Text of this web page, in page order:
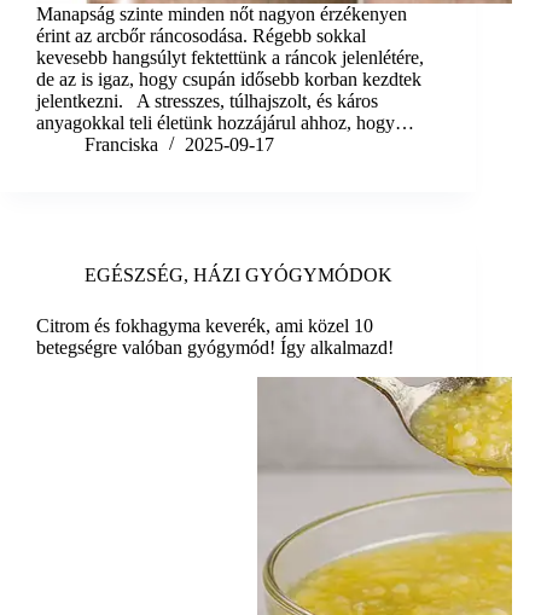
Manapság szinte minden nőt nagyon érzékenyen
érint az arcbőr ráncosodása. Régebb sokkal
kevesebb hangsúlyt fektettünk a ráncok jelenlétére,
de az is igaz, hogy csupán idősebb korban kezdtek
jelentkezni. A stresszes, túlhajszolt, és káros
anyagokkal teli életünk hozzájárul ahhoz, hogy…
Franciska
2025-09-17
EGÉSZSÉG, HÁZI GYÓGYMÓDOK
Citrom és fokhagyma keverék, ami közel 10
betegségre valóban gyógymód! Így alkalmazd!